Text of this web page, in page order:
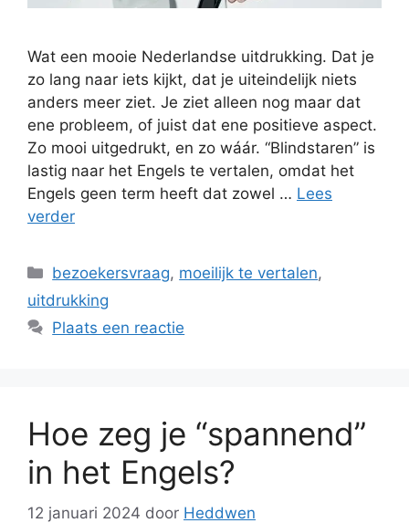
Wat een mooie Nederlandse uitdrukking. Dat je
zo lang naar iets kijkt, dat je uiteindelijk niets
anders meer ziet. Je ziet alleen nog maar dat
ene probleem, of juist dat ene positieve aspect.
Zo mooi uitgedrukt, en zo wáár. “Blindstaren” is
lastig naar het Engels te vertalen, omdat het
Engels geen term heeft dat zowel … Lees
verder
Categorieën
bezoekersvraag, moeilijk te vertalen,
uitdrukking
Plaats een reactie
Hoe zeg je “spannend”
in het Engels?
12 januari 2024 door Heddwen